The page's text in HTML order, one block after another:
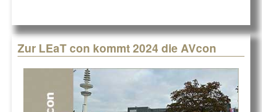
Zur LEaT con kommt 2024 die AVcon